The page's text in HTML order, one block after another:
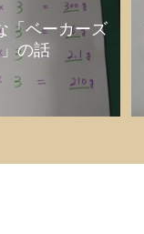
「ベーカーズ
の話